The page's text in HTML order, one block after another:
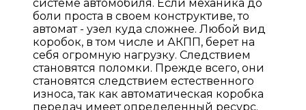
системе автомобиля. Если механика до
боли проста в своем конструктиве, то
автомат - узел куда сложнее. Любой вид
коробок, в том числе и АКПП, берет на
себя огромную нагрузку. Следствием
становятся поломки. Прежде всего, они
становятся следствием естественного
износа, так как автоматическая коробка
передач имеет определенный ресурс.